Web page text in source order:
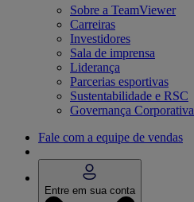
Sobre a TeamViewer
Carreiras
Investidores
Sala de imprensa
Liderança
Parcerias esportivas
Sustentabilidade e RSC
Governança Corporativa
Fale com a equipe de vendas
Entre em sua conta